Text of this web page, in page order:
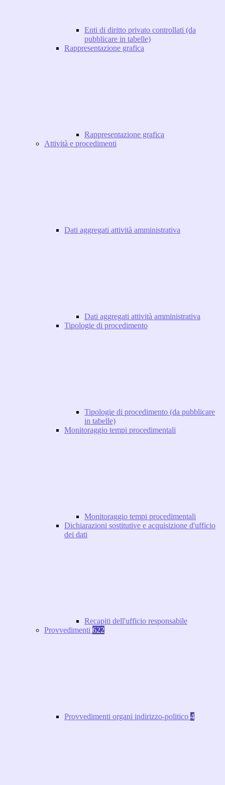
Enti di diritto privato controllati (da
pubblicare in tabelle)
Rappresentazione grafica
Rappresentazione grafica
Attività e procedimenti
Dati aggregati attività amministrativa
Dati aggregati attività amministrativa
Tipologie di procedimento
Tipologie di procedimento (da pubblicare
in tabelle)
Monitoraggio tempi procedimentali
Monitoraggio tempi procedimentali
Dichiarazioni sostitutive e acquisizione d'ufficio
dei dati
Recapiti dell'ufficio responsabile
Provvedimenti 622
Provvedimenti organi indirizzo-politico 4